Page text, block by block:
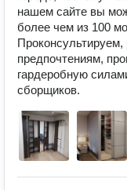
нашем сайте вы
более чем из 100
предпочтениям,
гардеробную